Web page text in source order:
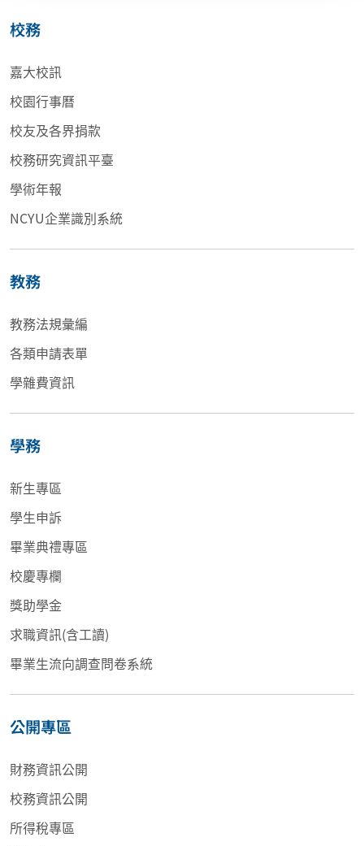
校務
嘉大校訊
校園行事曆
校友及各界捐款
校務研究資訊平臺
學術年報
NCYU企業識別系統
教務
教務法規彙編
各類申請表單
學雜費資訊
學務
新生專區
學生申訴
畢業典禮專區
校慶專欄
獎助學金
求職資訊(含工讀)
畢業生流向調查問卷系統
公開專區
財務資訊公開
校務資訊公開
所得稅專區